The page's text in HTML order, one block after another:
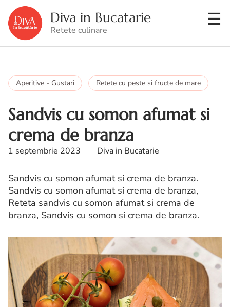
Diva in Bucatarie
Retete culinare
Aperitive - Gustari Retete cu peste si fructe de mare
Sandvis cu somon afumat si
crema de branza
1 septembrie 2023 Diva in Bucatarie
Sandvis cu somon afumat si crema de branza.
Sandvis cu somon afumat si crema de branza,
Reteta sandvis cu somon afumat si crema de
branza, Sandvis cu somon si crema de branza.